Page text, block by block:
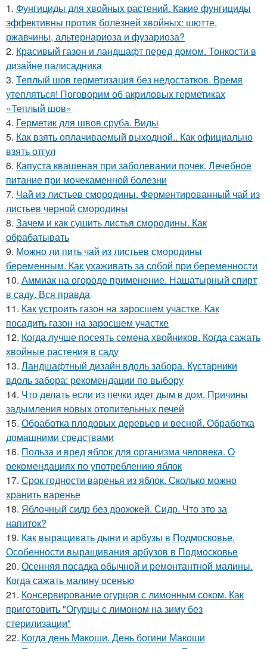
1. Фунгициды для хвойных растений. Какие фунгициды
эффективны против болезней хвойных: шютте,
ржавчины, альтернариоза и фузариоза?
2. Красивый газон и ландшафт перед домом. Тонкости в
дизайне палисадника
3. Теплый шов герметизация без недостатков. Время
утепляться! Поговорим об акриловых герметиках
«Теплый шов»
4. Герметик для швов сруба. Виды
5. Как взять оплачиваемый выходной.. Как официально
взять отгул
6. Капуста квашеная при заболевании почек. Лечебное
питание при мочекаменной болезни
7. Чай из листьев смородины. Ферментированный чай из
листьев черной смородины
8. Зачем и как сушить листья смородины. Как
обрабатывать
9. Можно ли пить чай из листьев смородины
беременным. Как ухаживать за собой при беременности
10. Аммиак на огороде применение. Нашатырный спирт
в саду. Вся правда
11. Как устроить газон на заросшем участке. Как
посадить газон на заросшем участке
12. Когда лучше посеять семена хвойников. Когда сажать
хвойные растения в саду
13. Ландшафтный дизайн вдоль забора. Кустарники
вдоль забора: рекомендации по выбору
14. Что делать если из печки идет дым в дом. Причины
задымления новых отопительных печей
15. Обработка плодовых деревьев и весной. Обработка
домашними средствами
16. Польза и вред яблок для организма человека. О
рекомендациях по употреблению яблок
17. Срок годности варенья из яблок. Сколько можно
хранить варенье
18. Яблочный сидр без дрожжей. Сидр. Что это за
напиток?
19. Как выращивать дыни и арбузы в Подмосковье.
Особенности выращивания арбузов в Подмосковье
20. Осенняя посадка обычной и ремонтантной малины.
Когда сажать малину осенью
21. Консервирование огурцов с лимонным соком. Как
приготовить "Огурцы с лимоном на зиму без
стерилизации"
22. Когда день Макоши. День богини Макоши